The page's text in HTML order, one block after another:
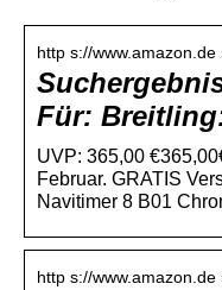
http s://
Für:
UVP: 365,00
Februar. GRATIS
Navitimer 8 B01
http s://www.amazon.de